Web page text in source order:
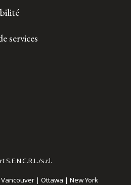
services
s.r.l.
| Ottawa | New York